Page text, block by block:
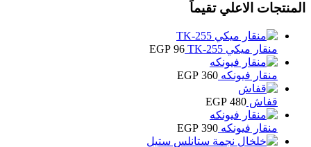
المنتجات الاعلي تقيماً
منقار ميكي TK-255 EGP 96
منقار فيونكه EGP 360
قفاش EGP 480
منقار فيونكه EGP 390